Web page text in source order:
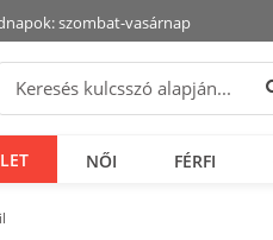
szombat-vasárnap
NŐI FÉRFI